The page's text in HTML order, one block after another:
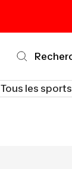
Tous les sports